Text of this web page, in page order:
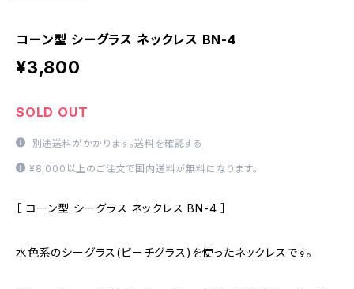
コーン型 シーグラス ネックレス BN-4
¥3,800
SOLD OUT
別途送料がかかります。送料を確認する
¥8,000以上のご注文で国内送料が無料になります。
［ コーン型 シーグラス ネックレス BN-4 ］
水色系のシーグラス(ビーチグラス)を使ったネックレスです。